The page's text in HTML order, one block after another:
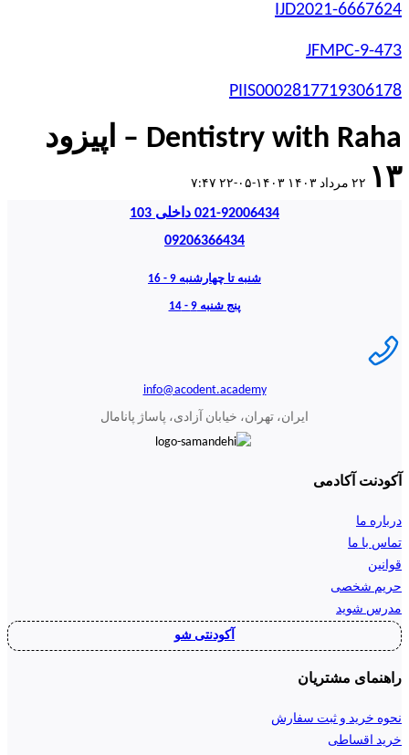
IJD2021-6667624
JFMPC-9-473
PIIS0002817719306178
Dentistry with Raha – اپیزود
۱۳ ۲۲ مرداد ۱۴۰۳ ۱۴۰۳-۰۵-۲۲ ۷:۴۷
021-92006434 داخلی 103
09206366434
شنبه تا چهارشنبه 9 - 16
پنج شنبه 9 - 14
info@acodent.academy
ایران، تهران، خیابان آزادی، پاساژ پانامال
آکودنت آکادمی
درباره ما
تماس با ما
قوانین
حریم شخصی
مدرس شوید
آکودنتی شو
راهنمای مشتریان
نحوه خرید و ثبت سفارش
خرید اقساطی